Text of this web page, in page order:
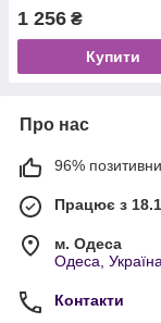
1 256 ₴
Купити
Про нас
96%
Працює з
м. Одеса
Одеса, Україна
Контакти